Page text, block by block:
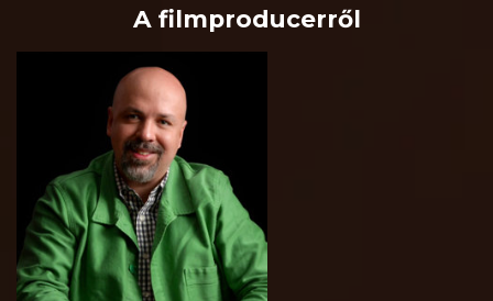
A filmproducerről